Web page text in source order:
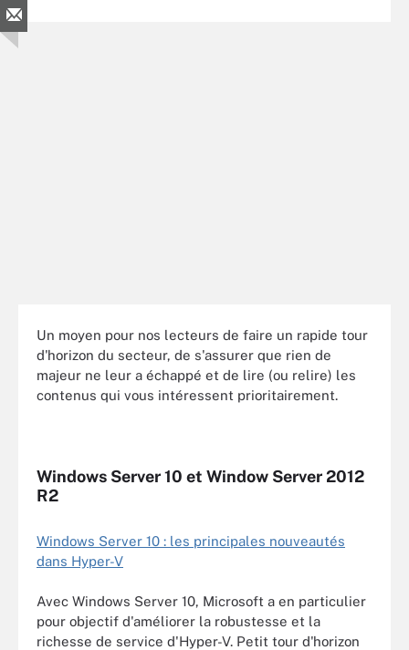
Un moyen pour nos lecteurs de faire un rapide tour
d'horizon du secteur, de s'assurer que rien de
majeur ne leur a échappé et de lire (ou relire) les
contenus qui vous intéressent prioritairement.
Windows Server 10 et Window Server 2012
R2
Windows Server 10 : les principales nouveautés
dans Hyper-V
Avec Windows Server 10, Microsoft a en particulier
pour objectif d'améliorer la robustesse et la
richesse de service d'Hyper-V. Petit tour d'horizon